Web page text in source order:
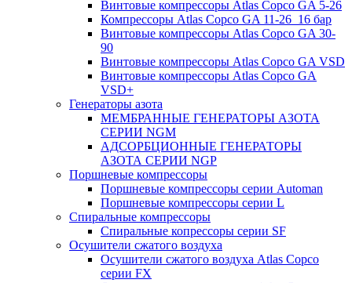
Винтовые компрессоры Atlas Copco GA 5-26
Компрессоры Atlas Copco GA 11-26_16 бар
Винтовые компрессоры Atlas Copco GA 30-
90
Винтовые компрессоры Atlas Copco GA VSD
Винтовые компрессоры Atlas Copco GA
VSD+
Генераторы азота
МЕМБРАННЫЕ ГЕНЕРАТОРЫ АЗОТА
СЕРИИ NGM
АДСОРБЦИОННЫЕ ГЕНЕРАТОРЫ
АЗОТА СЕРИИ NGP
Поршневые компрессоры
Поршневые компрессоры серии Automan
Поршневые компрессоры серии L
Спиральные компрессоры
Спиральные копрессоры серии SF
Осушители сжатого воздуха
Осушители сжатого воздуха Atlas Copco
серии FX